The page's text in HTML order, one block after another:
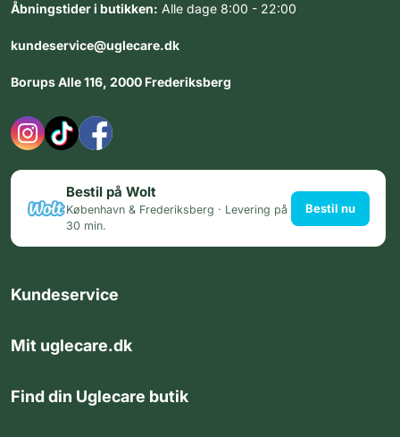
Åbningstider i butikken: Alle dage 8:00 - 22:00
kundeservice@uglecare.dk
Borups Alle 116, 2000 Frederiksberg
Bestil på Wolt
København & Frederiksberg · Levering på
30 min.
Bestil nu
Kundeservice
Mit uglecare.dk
Find din Uglecare butik